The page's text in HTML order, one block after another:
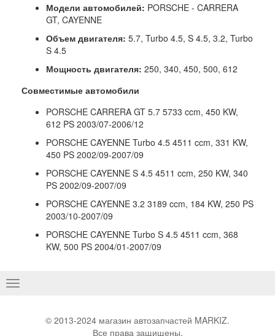
Модели автомобилей: PORSCHE - CARRERA
GT, CAYENNE
Объем двигателя: 5.7, Turbo 4.5, S 4.5, 3.2, Turbo
S 4.5
Мощность двигателя: 250, 340, 450, 500, 612
Совместимые автомобили
PORSCHE CARRERA GT 5.7 5733 ccm, 450 KW,
612 PS 2003/07-2006/12
PORSCHE CAYENNE Turbo 4.5 4511 ccm, 331 KW,
450 PS 2002/09-2007/09
PORSCHE CAYENNE S 4.5 4511 ccm, 250 KW, 340
PS 2002/09-2007/09
PORSCHE CAYENNE 3.2 3189 ccm, 184 KW, 250 PS
2003/10-2007/09
PORSCHE CAYENNE Turbo S 4.5 4511 ccm, 368
KW, 500 PS 2004/01-2007/09
Basculer
© 2013-2024 магазин автозапчастей MARKIZ.
Все права защищены.